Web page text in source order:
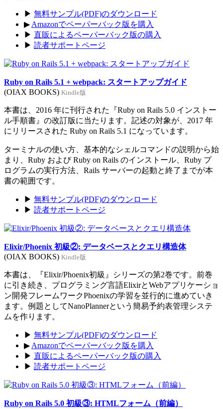
▶ 無料サンプル(PDF)のダウンロード
▶ Amazonでペーパーバック版を購入
▶ 直販によるペーパーバック版の購入
▶ 読者サポートページ
Ruby on Rails 5.1 + webpack: スタートアップガイド
(OIAX BOOKS) Kindle版
本書は、2016 年に刊行された『Ruby on Rails 5.0 インストー
ル手順書』の改訂版に当たります。記述の対象が、2017 年
にリリースされた Ruby on Rails 5.1 になっています。
ターミナルの使い方、基本的なシェルコマンドの説明から始
まり、Ruby および Ruby on Rails のインストール、Ruby プ
ログラムの実行方法、Rails サーバーの起動と終了までが本
書の範囲です。
▶ 無料サンプル(PDF)のダウンロード
▶ 読者サポートページ
Elixir/Phoenix 初級②: データベースとクエリ構造体
(OIAX BOOKS) Kindle版
本書は、『Elixir/Phoenix初級』シリーズの第2巻です。前巻
に引き続き、プログラミング言語ElixirとWebアプリケーショ
ン開発フレームワークPhoenixの学習を並行的に進めていき
ます。例題としてNanoPlannerという簡易予約表管理システ
ムを作ります。
▶ 無料サンプル(PDF)のダウンロード
▶ Amazonでペーパーバック版を購入
▶ 直販によるペーパーバック版の購入
▶ 読者サポートページ
Ruby on Rails 5.0 初級③: HTMLフォーム（前編）